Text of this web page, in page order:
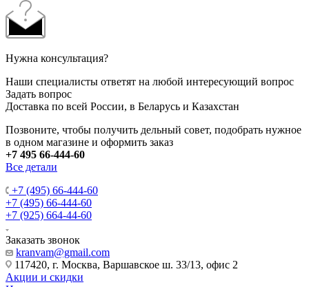
Нужна консультация?
Наши специалисты ответят на любой интересующий вопрос
Задать вопрос
Доставка по всей России, в Беларусь и Казахстан
Позвоните, чтобы получить дельный совет, подобрать нужное
в одном магазине и оформить заказ
+7 495 66-444-60
Все детали
+7 (495) 66-444-60
+7 (495) 66-444-60
+7 (925) 664-44-60
Заказать звонок
kranvam@gmail.com
117420, г. Москва, Варшавское ш. 33/13, офис 2
Акции и скидки